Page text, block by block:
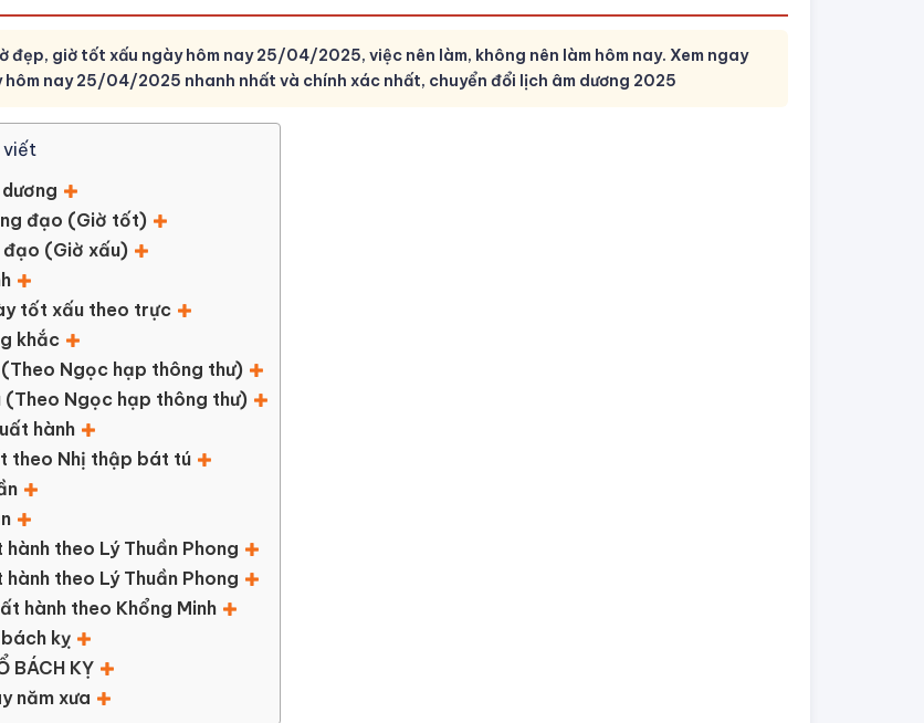
đẹp, giờ tốt xấu ngày hôm nay 25/04/2025, việc nên làm, không nên làm hôm nay. Xem ngay
hôm nay 25/04/2025 nhanh nhất và chính xác nhất, chuyển đổi lịch âm dương 2025
viết
đạo (Giờ tốt)
đạo (Giờ xấu)
tốt xấu theo trực
khắc
Ngọc hạp thông thư)
(Theo Ngọc hạp thông thư)
hành
theo Nhị thập bát tú
hành theo Lý Thuần Phong
hành theo Lý Thuần Phong
hành theo Khổng Minh
kỵ
BÁCH KỴ
năm xưa